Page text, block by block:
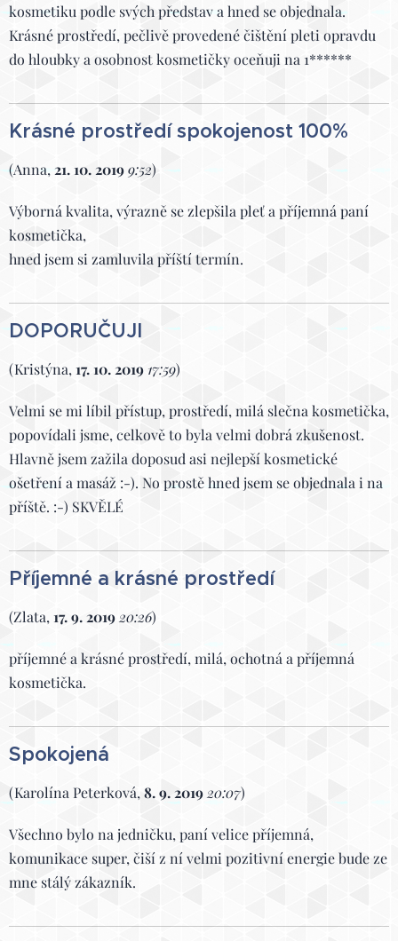
kosmetiku podle svých představ a hned se objednala.
Krásné prostředí, pečlivě provedené čištění pleti opravdu
do hloubky a osobnost kosmetičky oceňuji na 1******
Krásné prostředí spokojenost 100%
(Anna,21. 10. 20199:52)
Výborná kvalita, výrazně se zlepšila pleť a příjemná paní
kosmetička,
hned jsem si zamluvila příští termín.
DOPORUČUJI
(Kristýna,17. 10. 2019 17:59)
Velmi se mi líbil přístup, prostředí, milá slečna kosmetička,
popovídali jsme, celkově to byla velmi dobrá zkušenost.
Hlavně jsem zažila doposud asi nejlepší kosmetické
ošetření a masáž :-). No prostě hned jsem se objednala i na
příště. :-) SKVĚLÉ
Příjemné a krásné prostředí
(Zlata,17. 9. 201920:26)
příjemné a krásné prostředí, milá, ochotná a příjemná
kosmetička.
Spokojená
(Karolína Peterková,8. 9. 201920:07)
Všechno bylo na jedničku, paní velice příjemná,
komunikace super, čiší z ní velmi pozitivní energie bude ze
mne stálý zákazník.